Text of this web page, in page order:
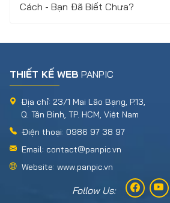
Cách - Bạn Đã Biết Chưa?
THIẾT KẾ WEB PANPIC
Địa chỉ: 23/1 Mai Lão Bạng, P.13,
Q. Tân Bình, TP. HCM, Việt Nam
Điện thoại: 0986 97 38 97
Email: contact@panpic.vn
Website: www.panpic.vn
Follow Us: